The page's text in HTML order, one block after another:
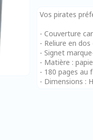
Vos pirates
- Couverture
- Reliure en dos
- Signet
- Matière :
- 180 pages au
- Dimensions :